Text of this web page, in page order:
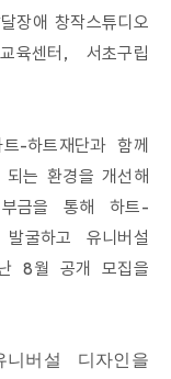
장애 창작스튜디오
육센터, 서초구립
-하트재단과 함께
는 환경을 개선해
부금을 통해 하트-
굴하고 유니버설
8월 공개 모집을
버설 디자인을